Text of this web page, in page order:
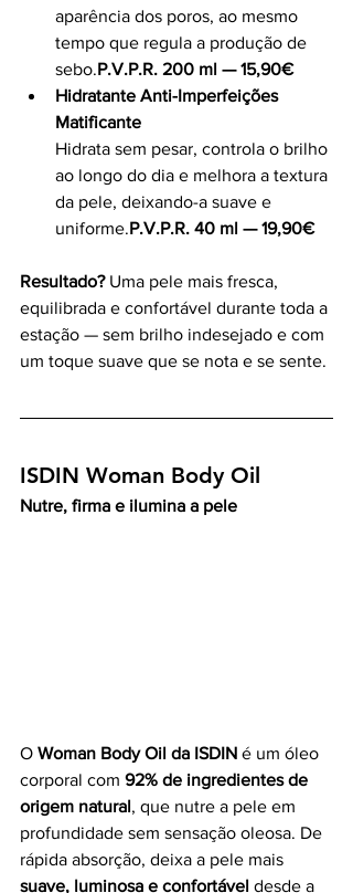
aparência dos poros, ao mesmo
tempo que regula a produção de
sebo. P.V.P.R. 200 ml — 15,90€
Hidratante Anti-Imperfeições
Matificante
Hidrata sem pesar, controla o brilho
ao longo do dia e melhora a textura
da pele, deixando-a suave e
uniforme. P.V.P.R. 40 ml — 19,90€
Resultado? Uma pele mais fresca,
equilibrada e confortável durante toda a
estação — sem brilho indesejado e com
um toque suave que se nota e se sente.
ISDIN Woman Body Oil
Nutre, firma e ilumina a pele
O Woman Body Oil da ISDIN é um óleo
corporal com 92% de ingredientes de
origem natural, que nutre a pele em
profundidade sem sensação oleosa. De
rápida absorção, deixa a pele mais
suave, luminosa e confortável desde a